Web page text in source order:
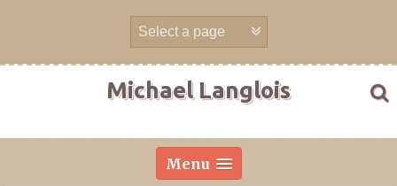
Michael Langlois
Menu